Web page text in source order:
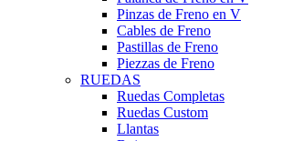
Pinzas de Freno en V
Cables de Freno
Pastillas de Freno
Piezzas de Freno
RUEDAS
Ruedas Completas
Ruedas Custom
Llantas